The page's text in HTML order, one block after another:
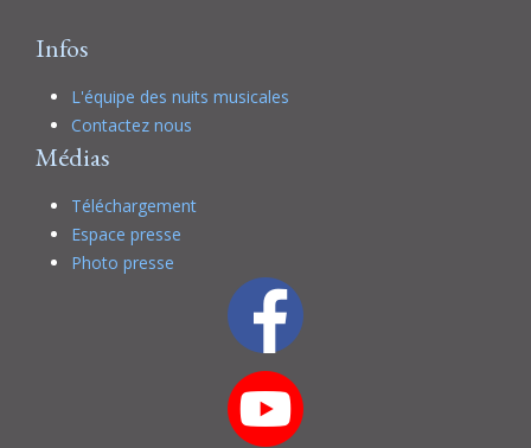
Infos
L'équipe des nuits musicales
Contactez nous
Médias
Téléchargement
Espace presse
Photo presse